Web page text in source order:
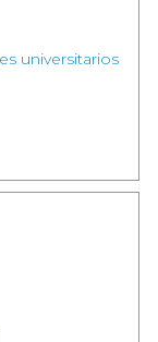
universitarios